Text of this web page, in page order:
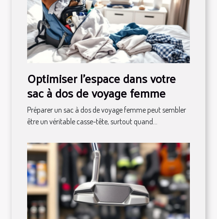
Optimiser l'espace dans votre
sac à dos de voyage femme
Préparer un sac à dos de voyage femme peut sembler
être un véritable casse-tête, surtout quand...